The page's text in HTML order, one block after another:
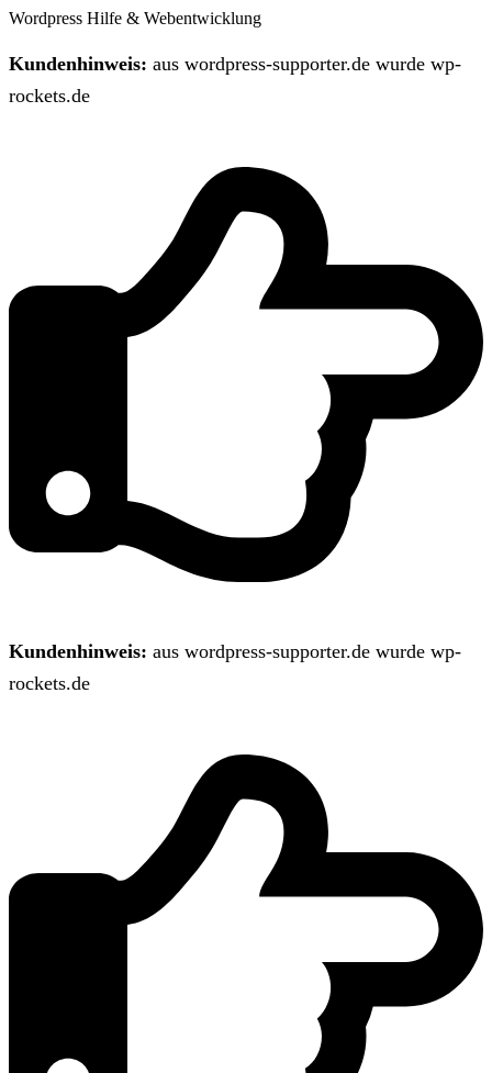
Wordpress Hilfe & Webentwicklung
Kundenhinweis: aus wordpress-supporter.de wurde wp-
rockets.de
Kundenhinweis: aus wordpress-supporter.de wurde wp-
rockets.de